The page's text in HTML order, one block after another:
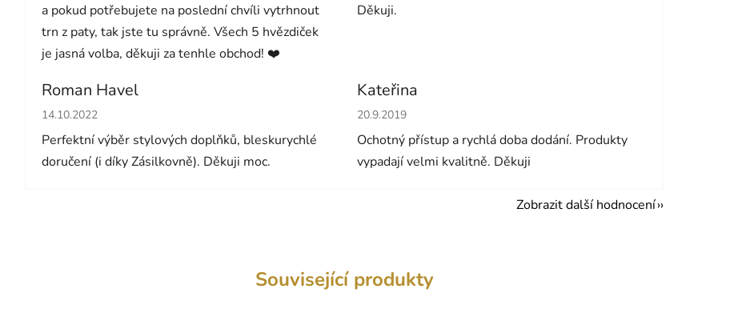
a pokud potřebujete na poslední chvíli vytrhnout
trn z paty, tak jste tu správně. Všech 5 hvězdiček
je jasná volba, děkuji za tenhle obchod! ❤️
Děkuji.
Roman Havel
Hodnocení obchodu je 5 z 5 hvězdiček.
14.10.2022
Perfektní výběr stylových doplňků, bleskurychlé
doručení (i díky Zásilkovně). Děkuji moc.
Kateřina
Hodnocení obchodu je 5 z 5 hvězdiček.
20.9.2019
Ochotný přístup a rychlá doba dodání. Produkty
vypadají velmi kvalitně. Děkuji
Zobrazit další hodnocení
Související produkty